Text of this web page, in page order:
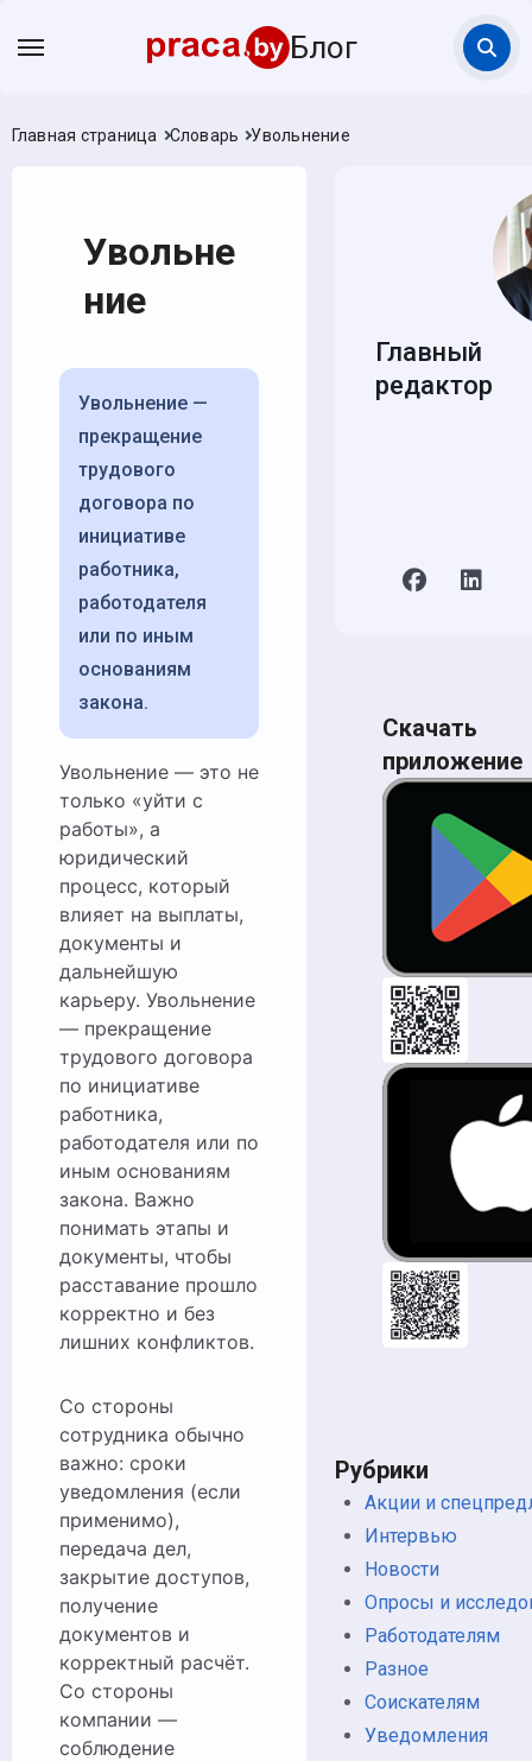
Блог
Главная страница Словарь Увольнение
Увольне
ние
Увольнение —
прекращение
трудового
договора по
инициативе
работника,
работодателя
или по иным
основаниям
закона.
Увольнение — это не
только «уйти с
работы», а
юридический
процесс, который
влияет на выплаты,
документы и
дальнейшую
карьеру. Увольнение
— прекращение
трудового договора
по инициативе
работника,
работодателя или по
иным основаниям
закона. Важно
понимать этапы и
документы, чтобы
расставание прошло
корректно и без
лишних конфликтов.
Со стороны
сотрудника обычно
важно: сроки
уведомления (если
применимо),
передача дел,
закрытие доступов,
получение
документов и
корректный расчёт.
Со стороны
компании —
соблюдение
Главный
редактор
Скачать
приложение
Рубрики
Акции и
Интервью
Новости
Опросы и
Работодателям
Разное
Соискателям
Уведомления